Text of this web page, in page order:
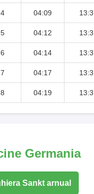
04:09
04:12
04:14
04:17
04:19
Germania
Sankt arnual